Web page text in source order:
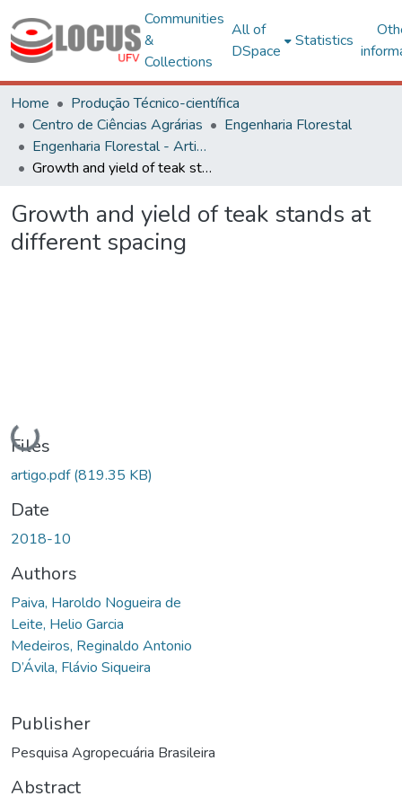
Communities
&
Collections
All of
DSpace
Statistics
Home
Produção Técnico-científica
Centro de Ciências Agrárias
Engenharia Florestal
Engenharia Florestal - Artigos
Growth and yield of teak stands at different spacing
Growth and yield of teak stands at
different spacing
Loading...
Files
artigo.pdf(819.35 KB)
Date
2018-10
Authors
Paiva, Haroldo Nogueira de
Leite, Helio Garcia
Medeiros, Reginaldo Antonio
D’Ávila, Flávio Siqueira
Publisher
Pesquisa Agropecuária Brasileira
Abstract